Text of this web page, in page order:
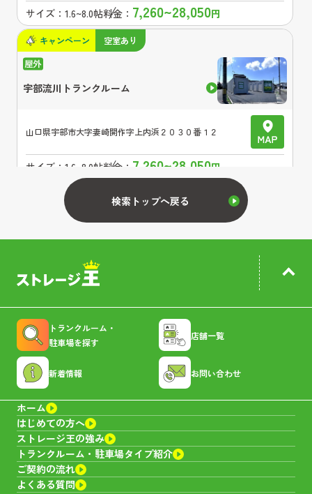
サイズ： 1.6~8.0帖料金： 7,260~28,050円
キャンペーン 空室あり
宇部流川トランクルーム
山口県宇部市大字妻崎開作字上内浜２０３０番１２
サイズ： 1.6~8.0帖料金： 7,260~28,050円
キャンペーン 空室あり
防府仁井令トランクルーム
山口県防府市仁井令７９２
サイズ： 6,600~29,700
キャンペーン
大分県宇佐市辛島２２２－２
サイズ：1.6~8.0帖料金：7,150~24,750円
検索トップへ戻る
トランクルーム・
駐車場を探す
店舗一覧
新着情報 お問い合わせ
ホーム
はじめての方へ
ストレージ王の強み
トランクルーム・ 駐車場タイプ紹介
ご契約の流れ
よくある質問